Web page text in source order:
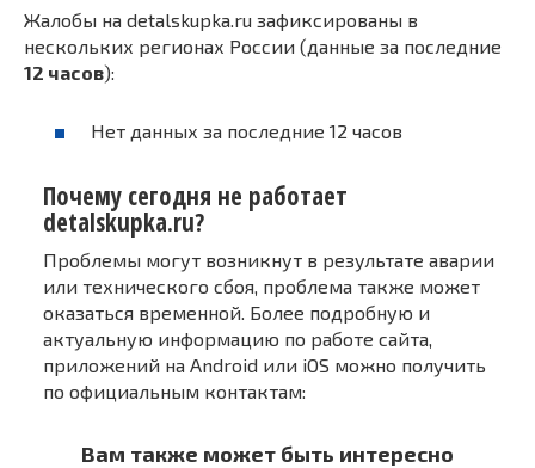
Жалобы на detalskupka.ru зафиксированы в
нескольких регионах России (данные за последние
12 часов):
Нет данных за последние 12 часов
Почему сегодня не работает
detalskupka.ru?
Проблемы могут возникнут в результате аварии
или технического сбоя, проблема также может
оказаться временной. Более подробную и
актуальную информацию по работе сайта,
приложений на Android или iOS можно получить
по официальным контактам:
Вам также может быть интересно